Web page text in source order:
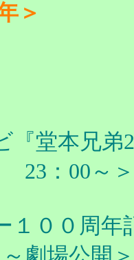
＞
『堂本兄
23：00
１００周